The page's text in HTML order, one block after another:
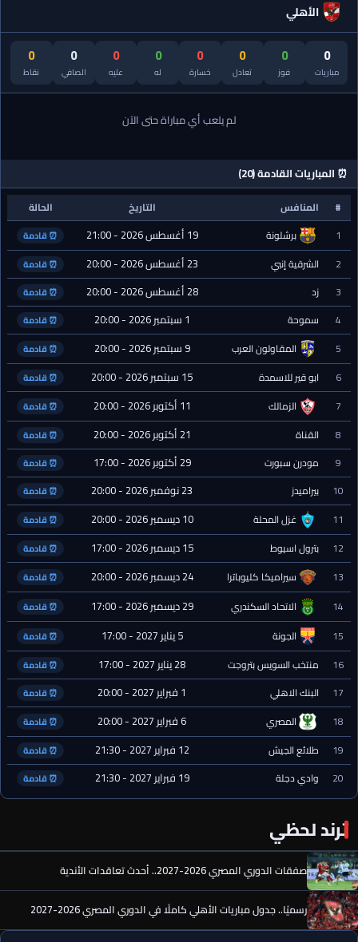
الأهلي
0
مباريات
0
فوز
0
تعادل
0
خسارة
0
له
0
عليه
0
الصافي
0
نقاط
لم يلعب أي مباراة حتى الآن
⏰ المباريات القادمة (20)
# المنافس التاريخ
الحالة
1
برشلونة 19 أغسطس 2026 - 21:00 ⏰ قادمة
2 الشرقية إنبي 23 أغسطس 2026 - 20:00 ⏰ قادمة
3 زد 28 أغسطس 2026 - 20:00 ⏰ قادمة
4 سموحة 1 سبتمبر 2026 - 20:00 ⏰ قادمة
5 المقاولون العرب 9 سبتمبر 2026 - 20:00 ⏰ قادمة
6 ابو قير للاسمدة 15 سبتمبر 2026 - 20:00 ⏰ قادمة
7 الزمالك 11 أكتوبر 2026 - 20:00 ⏰ قادمة
8 القناة 21 أكتوبر 2026 - 20:00 ⏰ قادمة
9 مودرن سبورت 29 أكتوبر 2026 - 17:00 ⏰ قادمة
10 بيراميدز 23 نوفمبر 2026 - 20:00 ⏰ قادمة
11 غزل المحلة 10 ديسمبر 2026 - 20:00 ⏰ قادمة
12 بترول اسيوط 15 ديسمبر 2026 - 17:00 ⏰ قادمة
13 سيراميكا كليوباترا 24 ديسمبر 2026 - 20:00 ⏰ قادمة
14 الاتحاد السكندري 29 ديسمبر 2026 - 17:00 ⏰ قادمة
15 الجونة 5 يناير 2027 - 17:00 ⏰ قادمة
16 منتخب السويس بتروجت 28 يناير 2027 - 17:00 ⏰ قادمة
17 البنك الاهلي 1 فبراير 2027 - 20:00 ⏰ قادمة
18 المصري 6 فبراير 2027 - 20:00 ⏰ قادمة
19 طلائع الجيش 12 فبراير 2027 - 21:30 ⏰ قادمة
20 وادي دجلة 19 فبراير 2027 - 21:30 ⏰ قادمة
ترند لحظي
صفقات الدوري المصري 2026-2027.. أحدث تعاقدات الأندية
رسميًا.. جدول مباريات الأهلي كاملًا في الدوري المصري 2026-2027